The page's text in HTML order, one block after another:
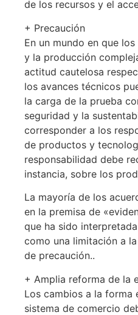
de los recursos y el
+ Precaución
En un mundo en que
y la producción
actitud cautelosa
los avances técnicos
la carga de la prueba
seguridad y la
corresponder a los
de productos y
responsabilidad debe
instancia, sobre los
La mayoría de los
en la premisa de
que ha sido
como una limitación a
de precaución..
+ Amplia reforma de la
Los cambios a la forma
sistema de comercio